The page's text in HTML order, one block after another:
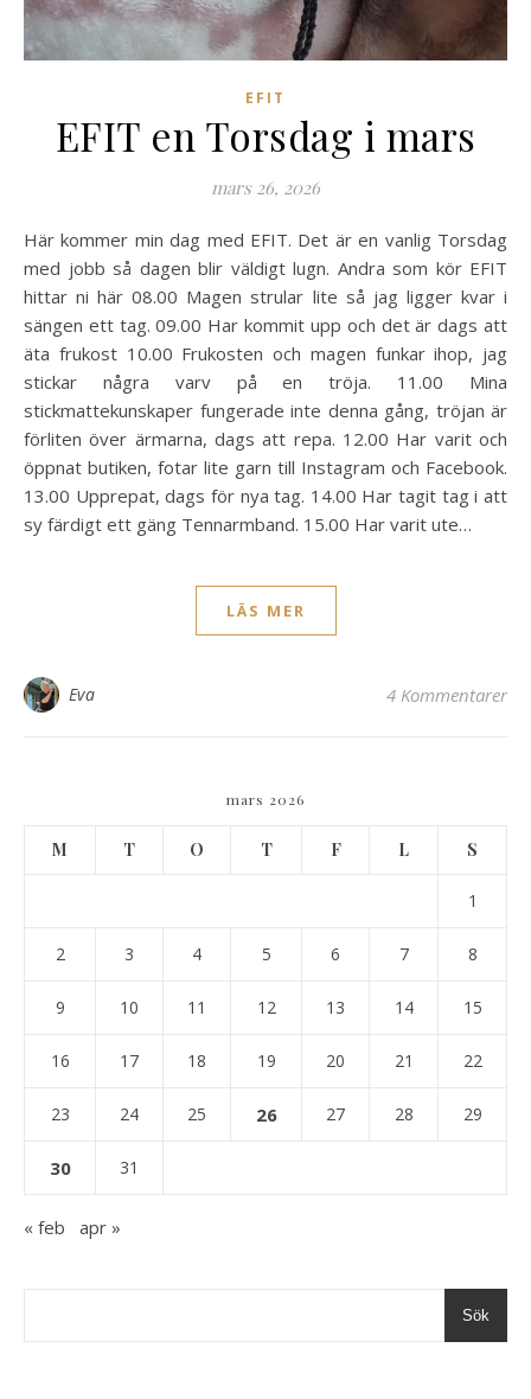
EFIT
EFIT en Torsdag i mars
mars 26, 2026
Här kommer min dag med EFIT. Det är en vanlig Torsdag
med jobb så dagen blir väldigt lugn. Andra som kör EFIT
hittar ni här 08.00 Magen strular lite så jag ligger kvar i
sängen ett tag. 09.00 Har kommit upp och det är dags att
äta frukost 10.00 Frukosten och magen funkar ihop, jag
stickar några varv på en tröja. 11.00 Mina
stickmattekunskaper fungerade inte denna gång, tröjan är
förliten över ärmarna, dags att repa. 12.00 Har varit och
öppnat butiken, fotar lite garn till Instagram och Facebook.
13.00 Upprepat, dags för nya tag. 14.00 Har tagit tag i att
sy färdigt ett gäng Tennarmband. 15.00 Har varit ute…
LÄS MER
Eva 4 Kommentarer
mars 2026
M T O T F L S
1
2 3 4 5 6 7 8
9 10 11 12 13 14 15
16 17 18 19 20 21 22
23 24 25 26 27 28 29
30 31
« feb apr »
Sök